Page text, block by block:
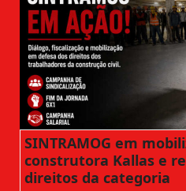
SINTRAMOG em
construtora Kallas e
direitos da categoria